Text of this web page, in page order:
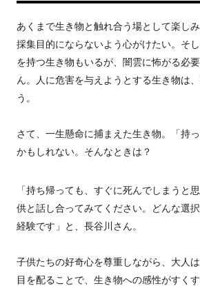
あくまで生き物と触れ合う場として楽し
採集目的にならないよう心がけたい。そ
を持つ生き物もいるが、闇雲に怖がる必
ん。人に危害を与えようとする生き物は
う。
さて、一生懸命に捕まえた生き物。「持
かもしれない。そんなときは？
「持ち帰っても、すぐに死んでしまうと
供と話し合ってみてください。どんな選
経験です」と、長谷川さん。
子供たちの好奇心を尊重しながら、大人
目を配ることで、生き物への感性がすくす